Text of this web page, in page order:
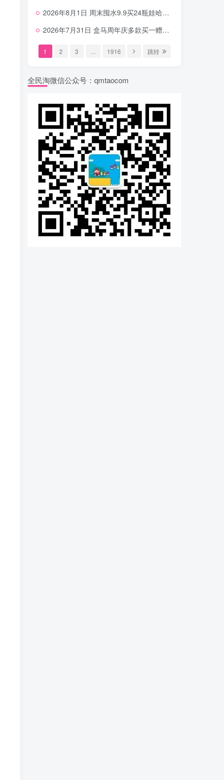
2026年8月1日 周末囤水9.9买24瓶娃哈哈，建行100元京东券，移动5元话费，麦当劳甜筒，交行立减金等
2026年7月31日 盒马周年庆多款买一赠一，饿了么拆红包，建行30立减金，农行领10元刷卡金等
1 2 3 1916 跳转
全民淘微信公众号：qmtaocom